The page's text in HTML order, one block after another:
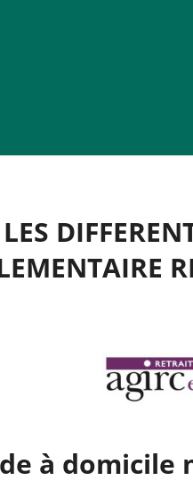
LES
à domicile